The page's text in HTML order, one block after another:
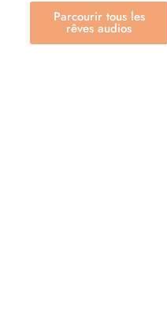
Parcourir tous les
rêves audios